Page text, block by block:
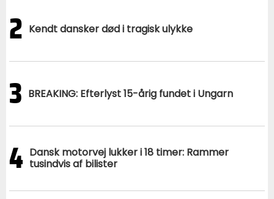
2 Kendt dansker død i tragisk ulykke
3 BREAKING: Efterlyst 15-årig fundet i Ungarn
4 Dansk motorvej lukker i 18 timer: Rammer
tusindvis af bilister